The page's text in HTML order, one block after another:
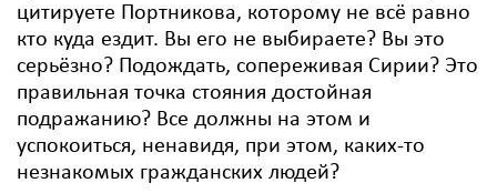
цитируете Портникова, которому не всё равно
кто куда ездит. Вы его не выбираете? Вы это
серьёзно? Подождать, сопереживая Сирии? Это
правильная точка стояния достойная
подражанию? Все должны на этом и
успокоиться, ненавидя, при этом, каких-то
незнакомых гражданских людей?